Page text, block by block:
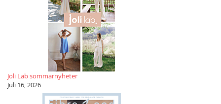
Joli Lab sommarnyheter
Juli 16, 2026